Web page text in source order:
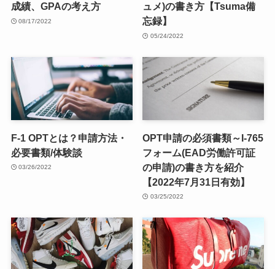
成績、GPAの考え方
08/17/2022
ュメ)の書き方【Tsuma備
忘録】
05/24/2022
F-1 OPTとは？申請方法・
必要書類/体験談
03/26/2022
OPT申請の必須書類～I-765
フォーム(EAD労働許可証
の申請)の書き方を紹介
【2022年7月31日有効】
03/25/2022